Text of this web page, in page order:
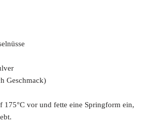
Geschmack)
175°C vor und fette eine Springform ein,